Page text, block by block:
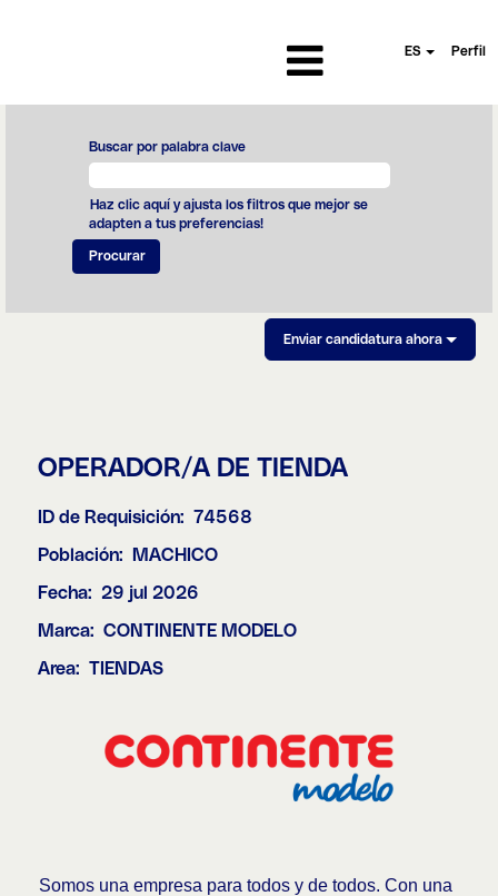
ES Perfil
Buscar por palabra clave
Haz clic aquí y ajusta los filtros que mejor se
adapten a tus preferencias!
Enviar candidatura ahora
OPERADOR/A DE TIENDA
ID de Requisición: 74568
Población: MACHICO
Fecha: 29 jul 2026
Marca: CONTINENTE MODELO
Area: TIENDAS
Somos una empresa para todos y de todos. Con una